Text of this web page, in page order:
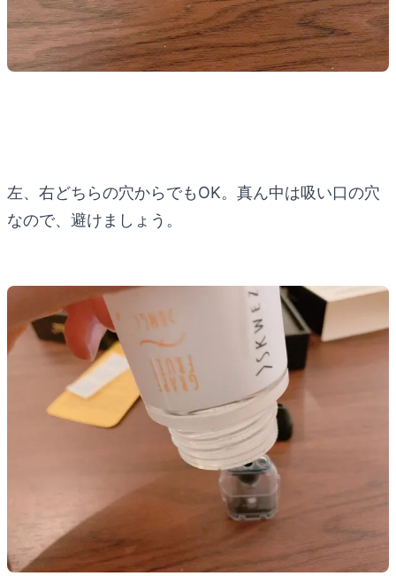
左、右どちらの穴からでもOK。真ん中は吸い口の穴
なので、避けましょう。